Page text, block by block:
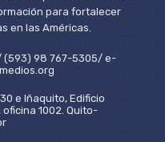
para fortalecer
en las Américas.
(593) 98 767-5305/ e-
e Iñaquito, Edificio
oficina 1002. Quito-